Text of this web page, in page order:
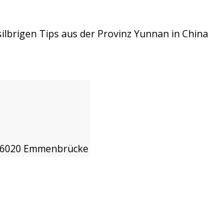
Tips aus der Provinz Yunnan in China
Emmenbrücke